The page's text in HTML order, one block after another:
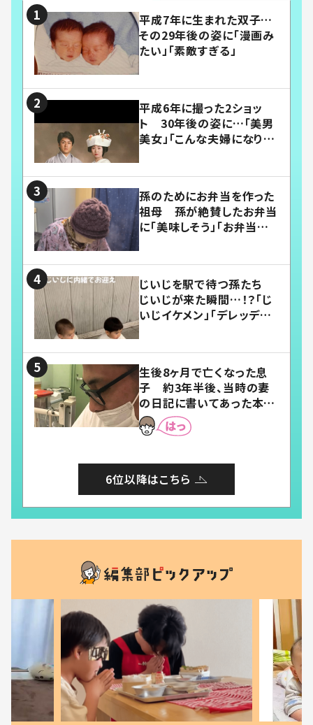
平成7年に生まれた双子…
その29年後の姿に「漫画み
たい」「素敵すぎる」
平成6年に撮った2ショッ
ト 30年後の姿に…「美男
美女」「こんな夫婦になりた
孫のためにお弁当を作った
祖母 孫が絶賛したお弁当
に「美味しそう」「お弁当すご
じいじを駅で待つ孫たち
じいじが来た瞬間…！？「じ
いじイケメン」「デレッデレ」
生後8ヶ月で亡くなった息
子 約3年半後、当時の妻
の日記に書いてあった本音
とは
6位以降はこちら